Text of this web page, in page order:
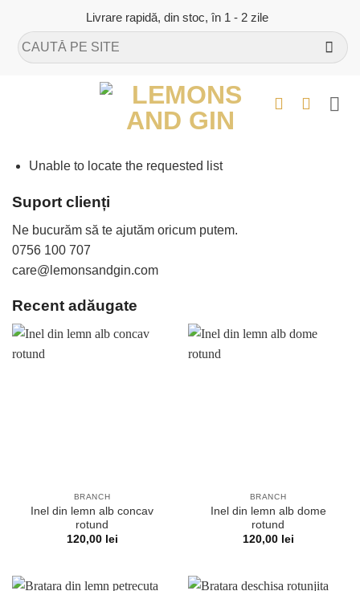
content
Livrare rapidă, din stoc, în 1 - 2 zile
Caută
după:
Unable to locate the requested list
Suport clienți
Ne bucurăm să te ajutăm oricum putem.
0756 100 707
care@lemonsandgin.com
Recent adăugate
BRANCH
Inel din lemn alb concav
rotund
120,00 lei
BRANCH
Inel din lemn alb dome
rotund
120,00 lei